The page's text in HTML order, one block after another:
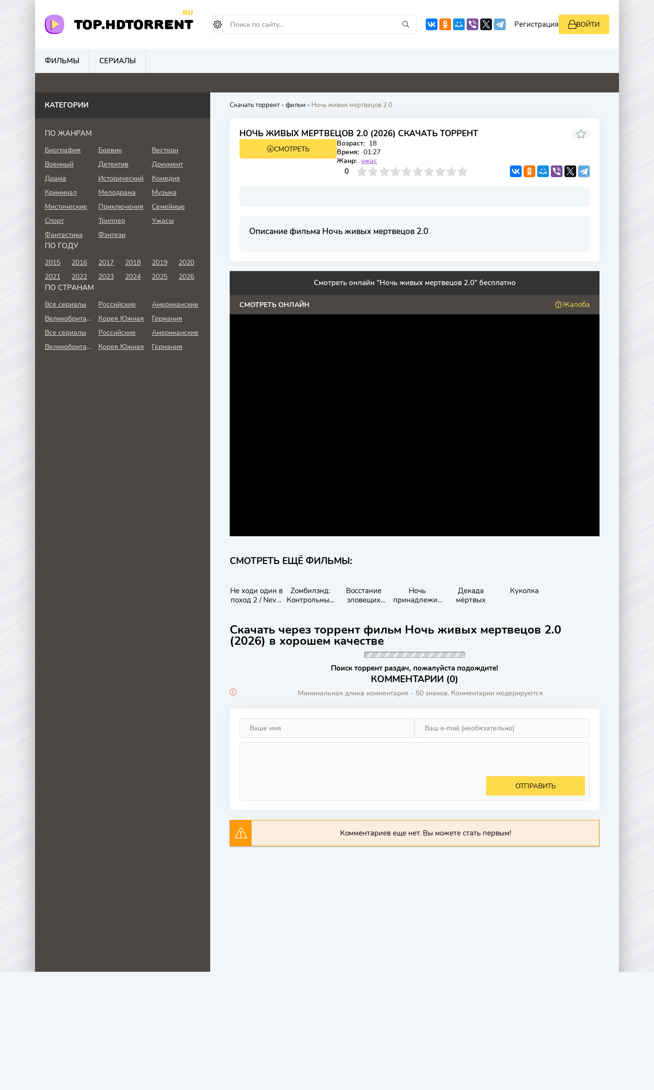
TOP.HDTORRENT
.RU
Регистрация ВОЙТИ
ФИЛЬМЫ СЕРИАЛЫ
4.6 0 0 0 0 4.8 0 9 0 0 0
Скачать торрент» фильм » Ночь живых мертвецов 2.0
НОЧЬ ЖИВЫХ МЕРТВЕЦОВ 2.0 (2026) СКАЧАТЬ ТОРРЕНТ
СМОТРЕТЬ
Возраст: 18
Время: 01:27
Жанр: ужас
0
4 6 7 8 9 10
Описание фильма Ночь живых мертвецов 2.0
Смотреть онлайн "Ночь живых мертвецов 2.0" бесплатно
СМОТРЕТЬ ОНЛАЙН Жалоба
СМОТРЕТЬ ЕЩЁ ФИЛЬМЫ:
Не ходи один в
поход 2 / Never
Zомбилэнд:
Контрольный
Восстание
зловещих
Ночь
принадлежит
Декада
мёртвых
Куколка
Скачать через торрент фильм Ночь живых мертвецов 2.0
(2026) в хорошем качестве
Поиск торрент раздач, пожалуйста подождите!
КОММЕНТАРИИ (0)
Минимальная длина комментария - 50 знаков. Комментарии модерируются
ОТПРАВИТЬ
Комментариев еще нет. Вы можете стать первым!
КАТЕГОРИИ
ПО ЖАНРАМ
Биография Боевик
Вестерн
Военный
Детектив
Документ
Драма
Исторический
Комедия
Криминал
Мелодрама
Музыка
Мистические
Приключения
Семейные
Спорт
Триллер
Ужасы
Фантастика
Фэнтези
ПО ГОДУ
2015 2016 2017 2018 2019
2020
2021
2022 2023 2024 2025 2026
ПО СТРАНАМ
Все сериалы Российские
Американские
Великобритания
Корея Южная
Германия
Все сериалы
Российские
Американские
Великобритания
Корея Южная Германия